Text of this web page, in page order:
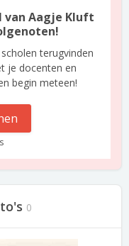
Aagje Kluft
terugvinden
je docenten en
begin meteen!
0